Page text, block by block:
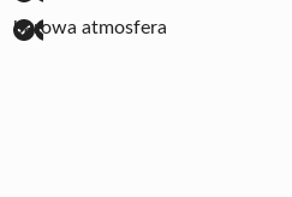
barowa atmosfera